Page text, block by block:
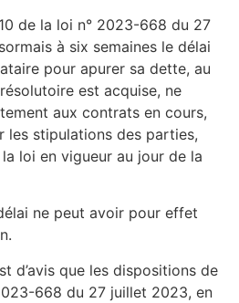
de la loi n° 2023-668 du 27
à six semaines le délai
pour apurer sa dette, au
est acquise, ne
aux contrats en cours,
les stipulations des parties,
loi en vigueur au jour de la
ne peut avoir pour effet
d’avis que les dispositions de
668 du 27 juillet 2023, en